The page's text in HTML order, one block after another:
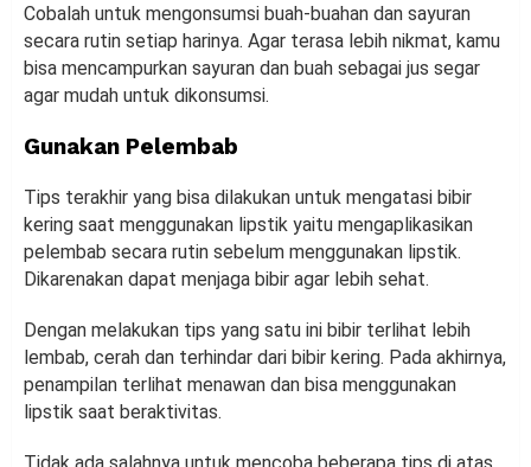
Cobalah untuk mengonsumsi buah-buahan dan sayuran
secara rutin setiap harinya. Agar terasa lebih nikmat, kamu
bisa mencampurkan sayuran dan buah sebagai jus segar
agar mudah untuk dikonsumsi.
Gunakan Pelembab
Tips terakhir yang bisa dilakukan untuk mengatasi bibir
kering saat menggunakan lipstik yaitu mengaplikasikan
pelembab secara rutin sebelum menggunakan lipstik.
Dikarenakan dapat menjaga bibir agar lebih sehat.
Dengan melakukan tips yang satu ini bibir terlihat lebih
lembab, cerah dan terhindar dari bibir kering. Pada akhirnya,
penampilan terlihat menawan dan bisa menggunakan
lipstik saat beraktivitas.